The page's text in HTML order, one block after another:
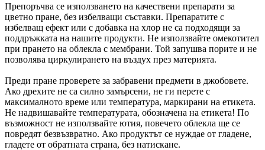
Препоръчва се използването на качествени препарати за
цветно пране, без избелващи съставки. Препаратите с
избелващ ефект или с добавка на хлор не са подходящи за
поддръжката на нашите продукти. Не използвайте омекотител
при прането на облекла с мембрани. Той запушва порите и не
позволява циркулирането на въздух през материята.
Преди пране проверете за забравени предмети в джобовете.
Ако дрехите не са силно замърсени, не ги перете с
максималното време или температура, маркирани на етикета.
Не надвишавайте температурата, обозначена на етикета! По
възможност не използвайте ютия, повечето облекла ще се
повредят безвъзвратно. Ако продуктът се нуждае от гладене,
гладете от обратната страна, без натискане.